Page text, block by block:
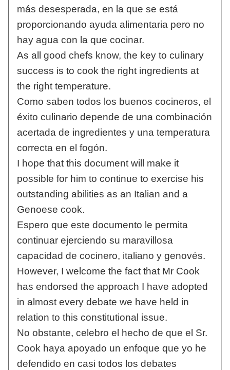
más desesperada, en la que se está
proporcionando ayuda alimentaria pero no
hay agua con la que cocinar.
As all good chefs know, the key to culinary
success is to cook the right ingredients at
the right temperature.
Como saben todos los buenos cocineros, el
éxito culinario depende de una combinación
acertada de ingredientes y una temperatura
correcta en el fogón.
I hope that this document will make it
possible for him to continue to exercise his
outstanding abilities as an Italian and a
Genoese cook.
Espero que este documento le permita
continuar ejerciendo su maravillosa
capacidad de cocinero, italiano y genovés.
However, I welcome the fact that Mr Cook
has endorsed the approach I have adopted
in almost every debate we have held in
relation to this constitutional issue.
No obstante, celebro el hecho de que el Sr.
Cook haya apoyado un enfoque que yo he
defendido en casi todos los debates